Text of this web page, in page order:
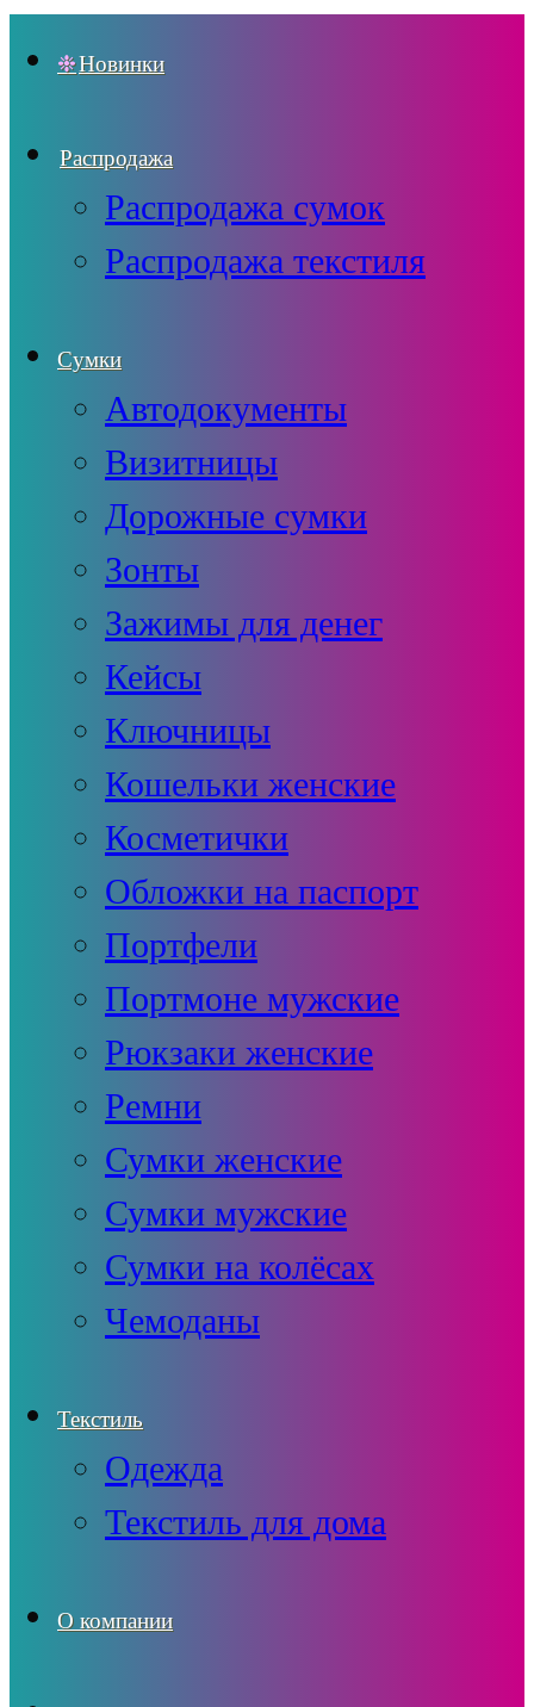
Новинки
Распродажа
Распродажа сумок
Распродажа текстиля
Сумки
Автодокументы
Визитницы
Дорожные сумки
Зонты
Зажимы для денег
Кейсы
Ключницы
Кошельки женские
Косметички
Обложки на паспорт
Портфели
Портмоне мужские
Рюкзаки женские
Ремни
Сумки женские
Сумки мужские
Сумки на колёсах
Чемоданы
Текстиль
Одежда
Текстиль для дома
О компании